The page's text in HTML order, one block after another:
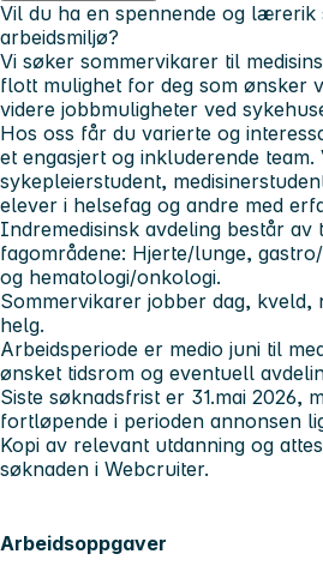
Vil du ha en spennende og lærerik
arbeidsmiljø?
Vi søker sommervikarer til
flott mulighet for deg som ønsker
videre jobbmuligheter ved
Hos oss får du varierte og
et engasjert og inkluderende
sykepleierstudent,
elever i helsefag og andre med
Indremedisinsk avdeling består av
fagområdene: Hjerte/lunge,
og hematologi/onkologi.
Sommervikarer jobber dag, kveld,
helg.
Arbeidsperiode er medio juni til
ønsket tidsrom og eventuell
Siste søknadsfrist er 31.mai 2026,
fortløpende i perioden annonsen
Kopi av relevant utdanning og
søknaden i Webcruiter.
Arbeidsoppgaver